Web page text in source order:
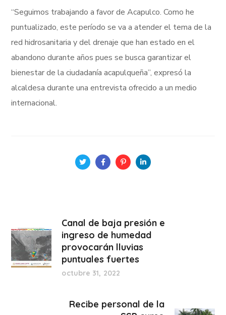
“Seguimos trabajando a favor de Acapulco. Como he
puntualizado, este período se va a atender el tema de la
red hidrosanitaria y del drenaje que han estado en el
abandono durante años pues se busca garantizar el
bienestar de la ciudadanía acapulqueña”, expresó la
alcaldesa durante una entrevista ofrecido a un medio
internacional.
Canal de baja presión e
ingreso de humedad
provocarán lluvias
puntuales fuertes
octubre 31, 2022
Recibe personal de la